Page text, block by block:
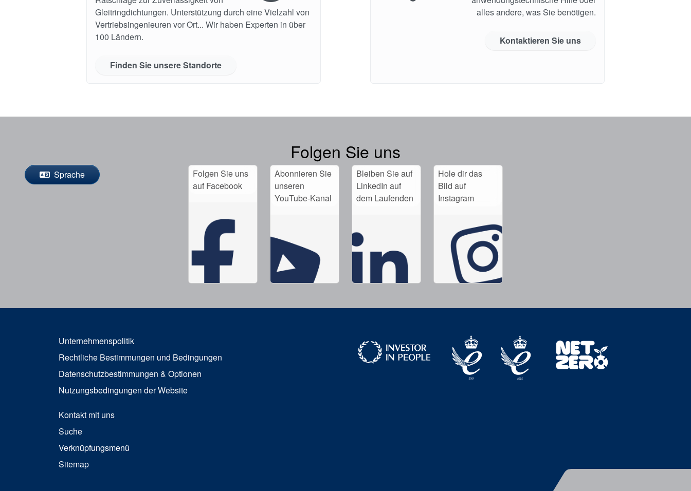
Gleitringdichtungen. Unterstützung durch eine Vielzahl von
Vertriebsingenieuren vor Ort... Wir haben Experten in über
100 Ländern.
Finden Sie unsere Standorte
alles andere, was Sie benötigen.
Kontaktieren Sie uns
Folgen Sie uns
Sprache
Folgen Sie uns
auf Facebook
Abonnieren Sie
unseren
YouTube-Kanal
Bleiben Sie auf
LinkedIn auf
dem Laufenden
Hole dir das
Bild auf
Instagram
Unternehmenspolitik
Rechtliche Bestimmungen und Bedingungen
Datenschutzbestimmungen & Optionen
Nutzungsbedingungen der Website
Kontakt mit uns
Suche
Verknüpfungsmenü
Sitemap